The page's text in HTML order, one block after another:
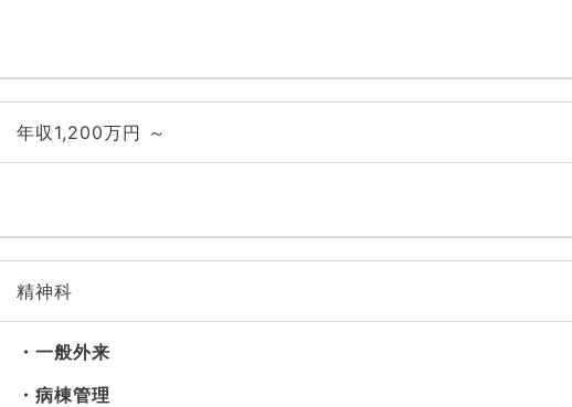
年収1,200万円 ～
精神科
一般外来
病棟管理